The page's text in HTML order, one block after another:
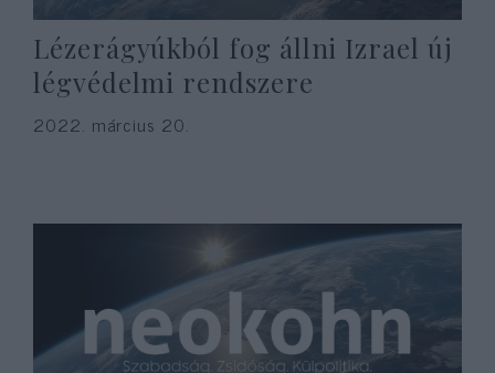
Lézerágyúkból fog állni Izrael új
légvédelmi rendszere
2022. március 20.